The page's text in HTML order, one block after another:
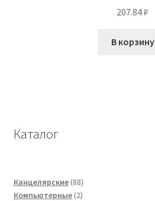
207.84₽
В корзину
Каталог
Канцелярские 8888
товаров
Компьютерные 22